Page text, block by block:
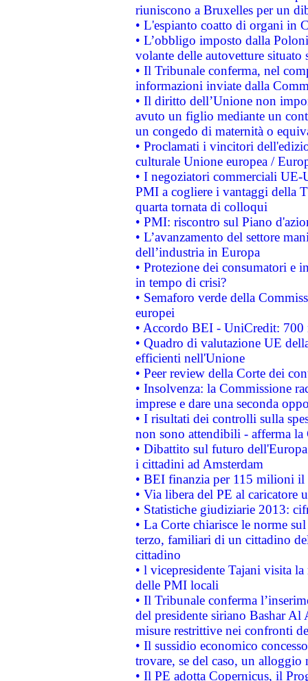
riuniscono a Bruxelles per un
• L'espianto coatto di organi in
• L’obbligo imposto dalla
volante delle autovetture
• Il Tribunale conferma, nel
informazioni inviate dalla
• Il diritto dell’Unione non
avuto un figlio mediante un
un congedo di maternità o
• Proclamati i vincitori
culturale Unione europea /
• I negoziatori commerciali UE-
PMI a cogliere i vantaggi della
quarta tornata di colloqui
• PMI: riscontro sul Piano
• L’avanzamento del settore
dell’industria in Europa
• Protezione dei consumatori e
in tempo di crisi?
• Semaforo verde della
europei
• Accordo BEI - UniCredit:
• Quadro di valutazione UE
efficienti nell'Unione
• Peer review della Corte dei
• Insolvenza: la Commissione
imprese e dare una seconda
• I risultati dei controlli sulla
non sono attendibili - afferma la
• Dibattito sul futuro
i cittadini ad Amsterdam
• BEI finanzia per 115 milioni
• Via libera del PE al caricatore
• Statistiche giudiziarie 2013:
• La Corte chiarisce le norme
terzo, familiari di un cittadino
cittadino
• l vicepresidente Tajani visita
delle PMI locali
• Il Tribunale conferma
del presidente siriano Bashar Al
misure restrittive nei confronti
• Il sussidio economico
trovare, se del caso, un
• Il PE adotta Copernicus, il